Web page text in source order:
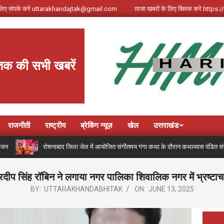
संपर्क करे uttarakhandajtak@gmail.com ताजा खबरों के लिए क्लिक करे
की सभी खबरें
राजनीती राष्ट्रीय ब्रेकिंग न्यूज़ खेल उत्तराखंड
रोशनाबाद जिला जेल में आयोजित संगीतमय गंगा कथा के दौरान कथाव्यास पंडित संजय कृष्ण ने
सिंह रॉबिन ने लगाया नगर पालिका शिवालिक नगर में
BY: UTTARAKHANDABHITAK ON: JUNE 13, 2025